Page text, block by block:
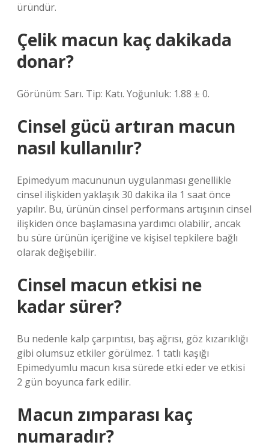
üründür.
Çelik macun kaç dakikada
donar?
Görünüm: Sarı. Tip: Katı. Yoğunluk: 1.88 ± 0.
Cinsel gücü artıran macun
nasıl kullanılır?
Epimedyum macununun uygulanması genellikle
cinsel ilişkiden yaklaşık 30 dakika ila 1 saat önce
yapılır. Bu, ürünün cinsel performans artışının cinsel
ilişkiden önce başlamasına yardımcı olabilir, ancak
bu süre ürünün içeriğine ve kişisel tepkilere bağlı
olarak değişebilir.
Cinsel macun etkisi ne
kadar sürer?
Bu nedenle kalp çarpıntısı, baş ağrısı, göz kızarıklığı
gibi olumsuz etkiler görülmez. 1 tatlı kaşığı
Epimedyumlu macun kısa sürede etki eder ve etkisi
2 gün boyunca fark edilir.
Macun zımparası kaç
numaradır?